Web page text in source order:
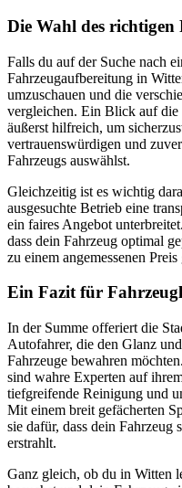
Die Wahl des richtigen
Falls du auf der Suche nach
Fahrzeugaufbereitung in
umzuschauen und die
vergleichen. Ein Blick auf
äußerst hilfreich, um
vertrauenswürdigen und
Fahrzeugs auswählst.
Gleichzeitig ist es wichtig
ausgesuchte Betrieb eine
ein faires Angebot
dass dein Fahrzeug optimal
zu einem angemessenen Preis
Ein Fazit für
In der Summe offeriert die
Autofahrer, die den Glanz
Fahrzeuge bewahren
sind wahre Experten auf
tiefgreifende Reinigung und
Mit einem breit gefächerten
sie dafür, dass dein Fahrzeug
erstrahlt.
Ganz gleich, ob du in Witten